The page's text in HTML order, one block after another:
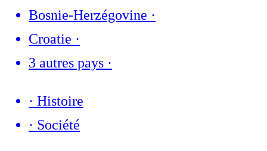
Bosnie-Herzégovine ·
Croatie ·
3 autres pays ·
· Histoire
· Société